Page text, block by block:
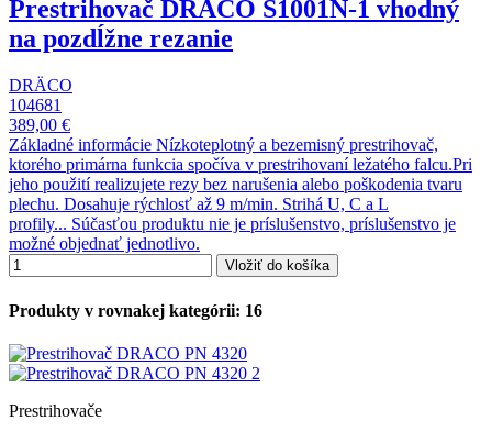
Prestrihovač DRÄCO S1001N-1 vhodný
na pozdĺžne rezanie
DRÄCO
104681
389,00 €
Základné informácie Nízkoteplotný a bezemisný prestrihovač,
ktorého primárna funkcia spočíva v prestrihovaní ležatého falcu.Pri
jeho použití realizujete rezy bez narušenia alebo poškodenia tvaru
plechu. Dosahuje rýchlosť až 9 m/min. Strihá U, C a L
profily... Súčasťou produktu nie je príslušenstvo, príslušenstvo je
možné objednať jednotlivo.
Vložiť do košíka
Produkty v rovnakej kategórii: 16
Prestrihovače